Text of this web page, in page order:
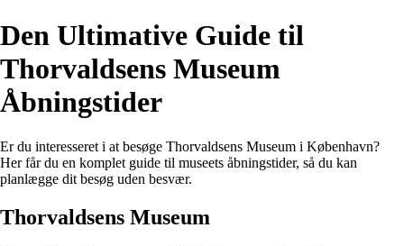
Den Ultimative Guide til
Thorvaldsens Museum
Åbningstider
Er du interesseret i at besøge Thorvaldsens Museum i København?
Her får du en komplet guide til museets åbningstider, så du kan
planlægge dit besøg uden besvær.
Thorvaldsens Museum